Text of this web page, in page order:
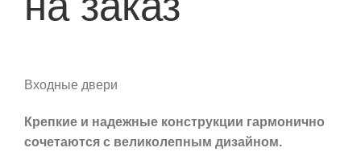
Входные двери
Крепкие и надежные конструкции гармонично
сочетаются с великолепным дизайном.